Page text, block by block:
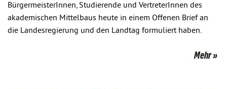
BürgermeisterInnen, Studierende und VertreterInnen des
akademischen Mittelbaus heute in einem Offenen Brief an
die Landesregierung und den Landtag formuliert haben.
Mehr